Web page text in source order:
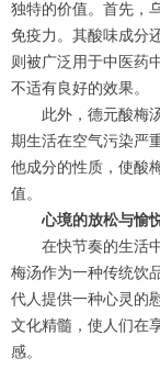
独特的价值。首先，
免疫力。其酸味成分
则被广泛用于中医药
不适有良好的效果。
此外，德元酸梅汤
期生活在空气污染严
他成分的性质，使酸
值。
心境的放松与愉
在快节奏的生活中
梅汤作为一种传统饮
代人提供一种心灵的
文化精髓，使人们在
感。